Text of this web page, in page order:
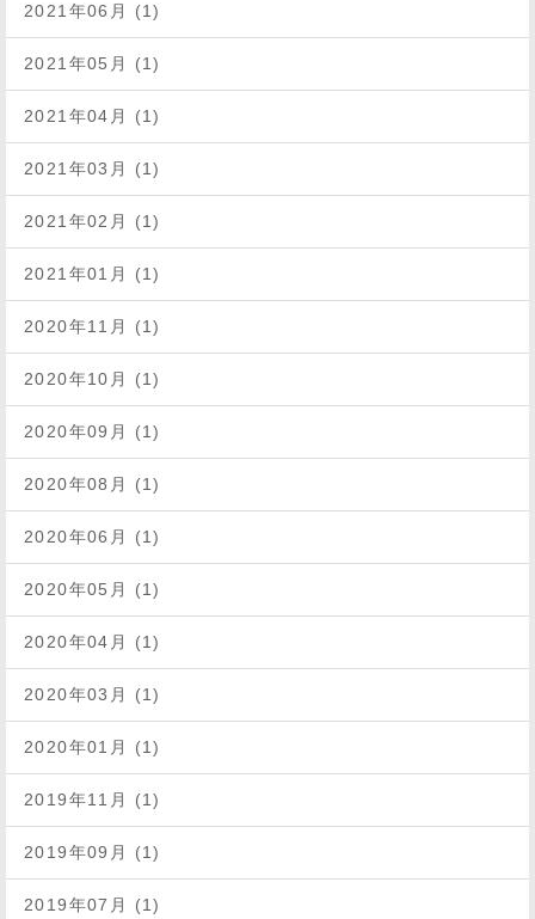
2021年06月 (1)
2021年05月 (1)
2021年04月 (1)
2021年03月 (1)
2021年02月 (1)
2021年01月 (1)
2020年11月 (1)
2020年10月 (1)
2020年09月 (1)
2020年08月 (1)
2020年06月 (1)
2020年05月 (1)
2020年04月 (1)
2020年03月 (1)
2020年01月 (1)
2019年11月 (1)
2019年09月 (1)
2019年07月 (1)